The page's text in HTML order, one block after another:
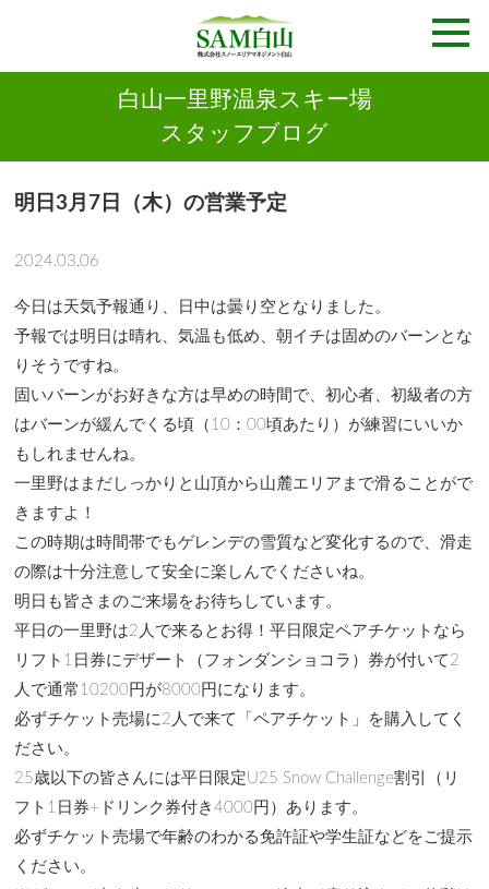
白山一里野温泉スキー場
スタッフブログ
明日3月7日（木）の営業予定
2024.03.06
今日は天気予報通り、日中は曇り空となりました。
予報では明日は晴れ、気温も低め、朝イチは固めのバーンとな
りそうですね。
固いバーンがお好きな方は早めの時間で、初心者、初級者の方
はバーンが緩んでくる頃（10：00頃あたり）が練習にいいか
もしれませんね。
一里野はまだしっかりと山頂から山麓エリアまで滑ることがで
きますよ！
この時期は時間帯でもゲレンデの雪質など変化するので、滑走
の際は十分注意して安全に楽しんでくださいね。
明日も皆さまのご来場をお待ちしています。
平日の一里野は2人で来るとお得！平日限定ペアチケットなら
リフト1日券にデザート（フォンダンショコラ）券が付いて2
人で通常10200円が8000円になります。
必ずチケット売場に2人で来て「ペアチケット」を購入してく
ださい。
25歳以下の皆さんには平日限定U25 Snow Challenge割引（リ
フト1日券+ドリンク券付き4000円）あります。
必ずチケット売場で年齢のわかる免許証や学生証などをご提示
ください。